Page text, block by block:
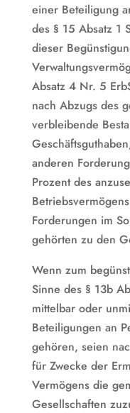
einer Beteiligung
des § 15 Absatz 1
dieser
Absatz 4 Nr. 5
nach Abzugs des
verbleibende
anderen
Prozent des
Forderungen im
gehörten zu den
Wenn zum
Sinne des § 13b
mittelbar oder
Beteiligungen an
gehören, seien
für Zwecke der
Vermögens die
Gesellschaften